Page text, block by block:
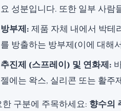
요 성분입니다. 또한 일부 사람
방부제: 제품 자체 내에서 박테
를 방출하는 방부제(이에 대해
추진제 (스프레이) 및 연화제:
젤에는 왁스, 실리콘 또는 활주
한 구분에 주목하세요: 향수의